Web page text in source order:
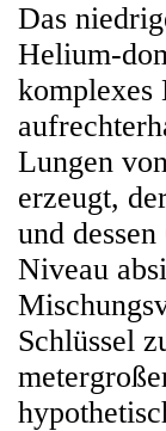
Das
Helium-
komplexes
Lungen
erzeugt,
und
Niveau
Schlüssel